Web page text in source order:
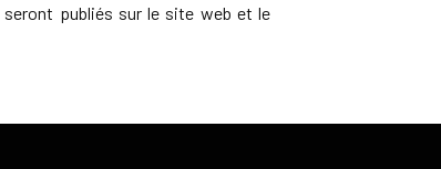
publiés sur le site web et le